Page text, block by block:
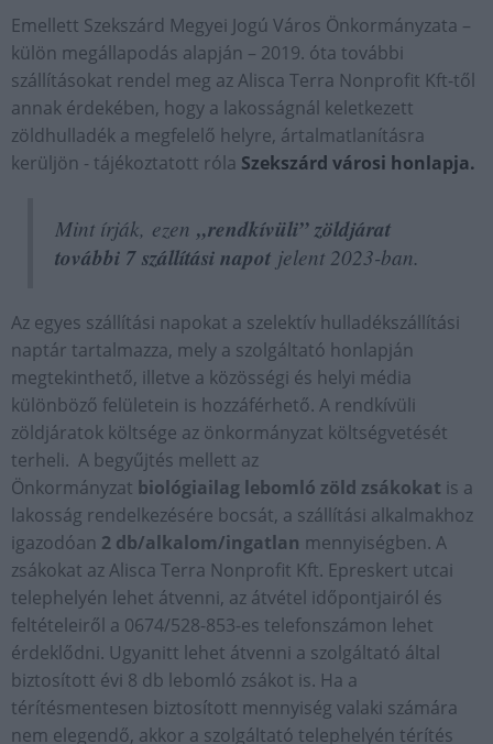
Emellett Szekszárd Megyei Jogú Város Önkormányzata –
külön megállapodás alapján – 2019. óta további
szállításokat rendel meg az Alisca Terra Nonprofit Kft-től
annak érdekében, hogy a lakosságnál keletkezett
zöldhulladék a megfelelő helyre, ártalmatlanításra
kerüljön - tájékoztatott róla Szekszárd városi honlapja.
Mint írják, ezen „rendkívüli” zöldjárat
további 7 szállítási napot jelent 2023-ban.
Az egyes szállítási napokat a szelektív hulladékszállítási
naptár tartalmazza, mely a szolgáltató honlapján
megtekinthető, illetve a közösségi és helyi média
különböző felületein is hozzáférhető. A rendkívüli
zöldjáratok költsége az önkormányzat költségvetését
terheli. A begyűjtés mellett az
Önkormányzat biológiailag lebomló zöld zsákokat is a
lakosság rendelkezésére bocsát, a szállítási alkalmakhoz
igazodóan 2 db/alkalom/ingatlan mennyiségben. A
zsákokat az Alisca Terra Nonprofit Kft. Epreskert utcai
telephelyén lehet átvenni, az átvétel időpontjairól és
feltételeiről a 0674/528-853-es telefonszámon lehet
érdeklődni. Ugyanitt lehet átvenni a szolgáltató által
biztosított évi 8 db lebomló zsákot is. Ha a
térítésmentesen biztosított mennyiség valaki számára
nem elegendő, akkor a szolgáltató telephelyén térítés